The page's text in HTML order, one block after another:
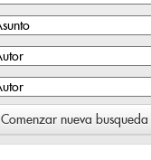
Comenzar nueva busqueda